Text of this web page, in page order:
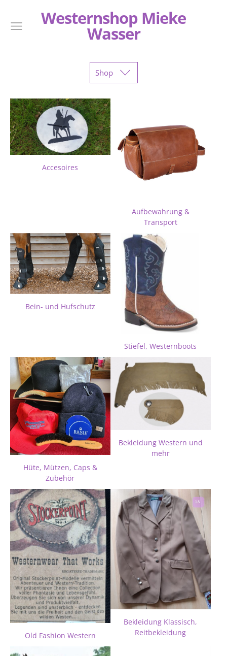
Westernshop Mieke
Wasser
Shop
Accesoires
Aufbewahrung &
Transport
Bein- und Hufschutz
Stiefel, Westernboots
Hüte, Mützen, Caps &
Zubehör
Bekleidung Western und
mehr
Old Fashion Western
Bekleidung Klassisch,
Reitbekleidung